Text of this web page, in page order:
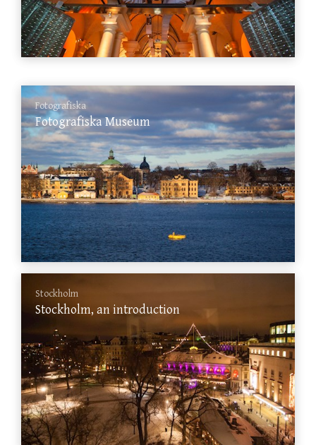
Fotografiska
Fotografiska Museum
Stockholm
Stockholm, an introduction